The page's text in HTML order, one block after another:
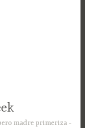
madre primeriza